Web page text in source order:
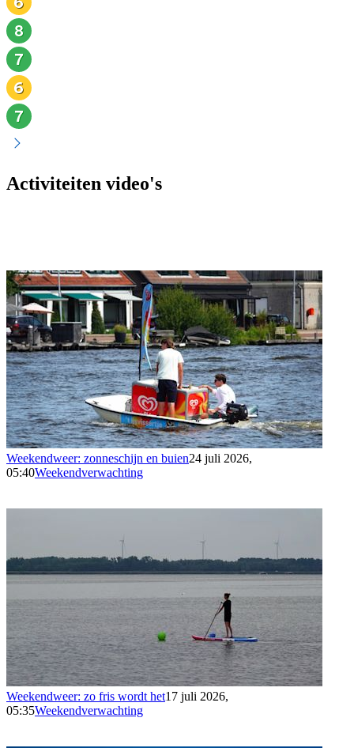
Activiteiten video's
Weekendweer: zonneschijn en buien24 juli 2026,
05:40Weekendverwachting
Weekendweer: zo fris wordt het17 juli 2026,
05:35Weekendverwachting